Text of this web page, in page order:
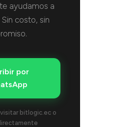
ayudamos a
costo, sin
por
bitlogic.ec o